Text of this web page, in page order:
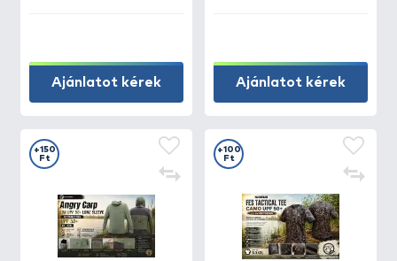
Ajánlatot kérek Ajánlatot kérek
+150
Ft
+100
Ft